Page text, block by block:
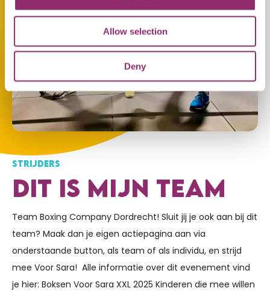
Allow selection
Deny
STRIJDERS
DIT IS MIJN TEAM
Team Boxing Company Dordrecht! Sluit jij je ook aan bij dit
team? Maak dan je eigen actiepagina aan via
onderstaande button, als team of als individu, en strijd
mee Voor Sara! Alle informatie over dit evenement vind
je hier: Boksen Voor Sara XXL 2025 Kinderen die mee willen